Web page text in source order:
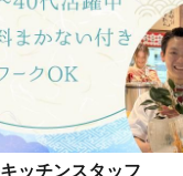
ッチンスタッフ